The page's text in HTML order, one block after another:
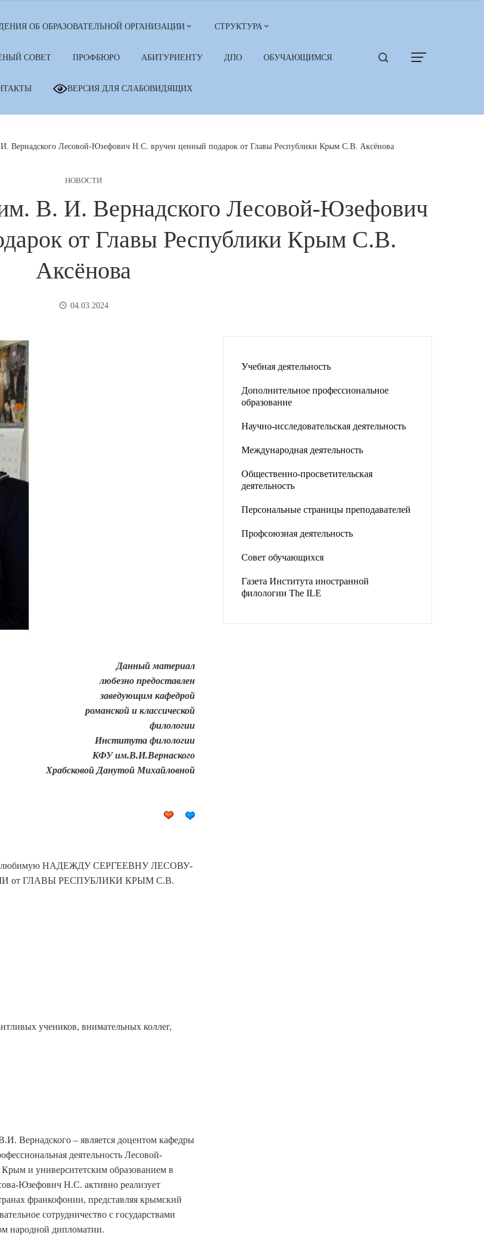
ОБ ОБРАЗОВАТЕЛЬНОЙ ОРГАНИЗАЦИИ СТРУКТУРА
СОВЕТ ПРОФБЮРО АБИТУРИЕНТУ ДПО ОБУЧАЮЩИМСЯ
ВЕРСИЯ ДЛЯ СЛАБОВИДЯЩИХ
Лесовой-Юзефович Н.С. вручен ценный подарок от Главы Республики Крым С.В. Аксёнова
НОВОСТИ
В. И. Вернадского Лесовой-Юзефович
от Главы Республики Крым С.В.
Аксёнова
04.03.2024
Данный материал
любезно предоставлен
заведующим кафедрой
романской и классической
филологии
Института филологии
КФУ им.В.И.Вернаского
Храбсковой Данутой Михайловной
любимую НАДЕЖДУ СЕРГЕЕВНУ ЛЕСОВУ-
от ГЛАВЫ РЕСПУБЛИКИ КРЫМ С.В.
учеников, внимательных коллег,
Вернадского – является доцентом кафедры
деятельность Лесовой-
и университетским образованием в
Юзефович Н.С. активно реализует
франкофонии, представляя крымский
сотрудничество с государствами
народной дипломатии.
Учебная деятельность
Дополнительное профессиональное
образование
Научно-исследовательская деятельность
Международная деятельность
Общественно-просветительская
деятельность
Персональные страницы преподавателей
Профсоюзная деятельность
Совет обучающихся
Газета Института иностранной
филологии The ILE